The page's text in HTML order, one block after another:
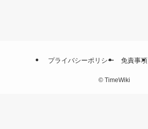
プライバシーポリシー 免責事項
© TimeWiki